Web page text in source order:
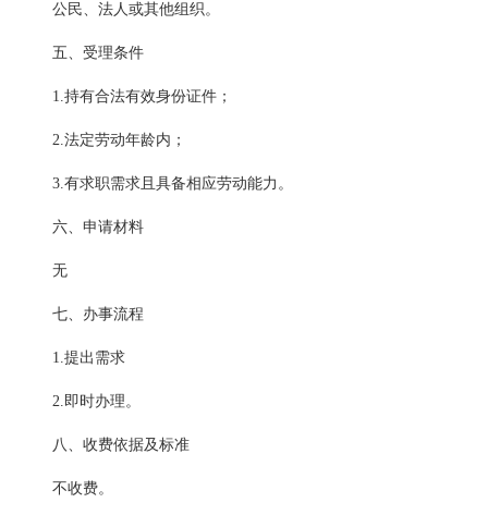
公民、法人或其他组织。
五、受理条件
1.持有合法有效身份证件；
2.法定劳动年龄内；
3.有求职需求且具备相应劳动能力。
六、申请材料
无
七、办事流程
1.提出需求
2.即时办理。
八、收费依据及标准
不收费。